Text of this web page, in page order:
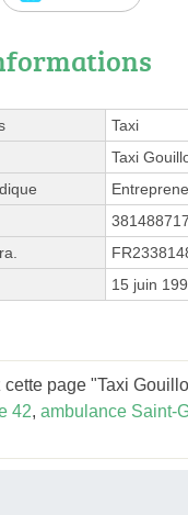
Taxi
Taxi
15 juin
cette page "Taxi
42, ambulance Saint-